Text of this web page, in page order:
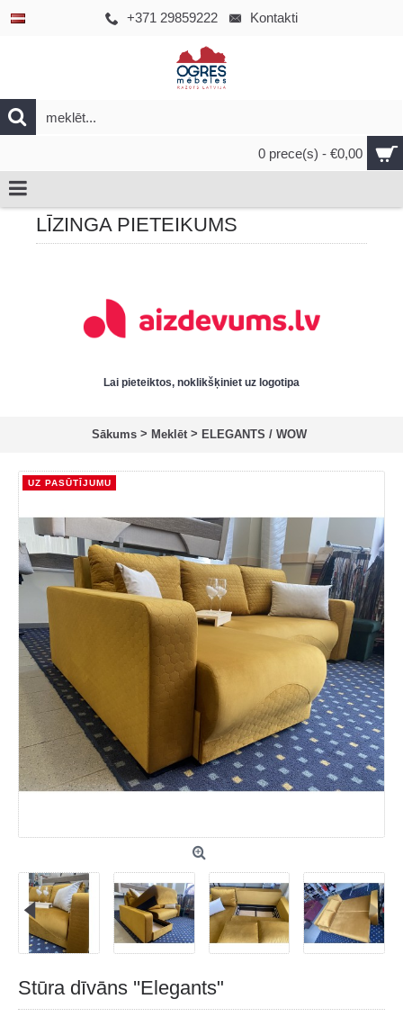
+371 29859222 Kontakti
0 prece(s) - €0,00
LĪZINGA PIETEIKUMS
Lai pieteiktos, noklikšķiniet uz logotipa
Sākums > Meklēt > ELEGANTS / WOW
UZ PASŪTĪJUMU
Stūra dīvāns ''Elegants"